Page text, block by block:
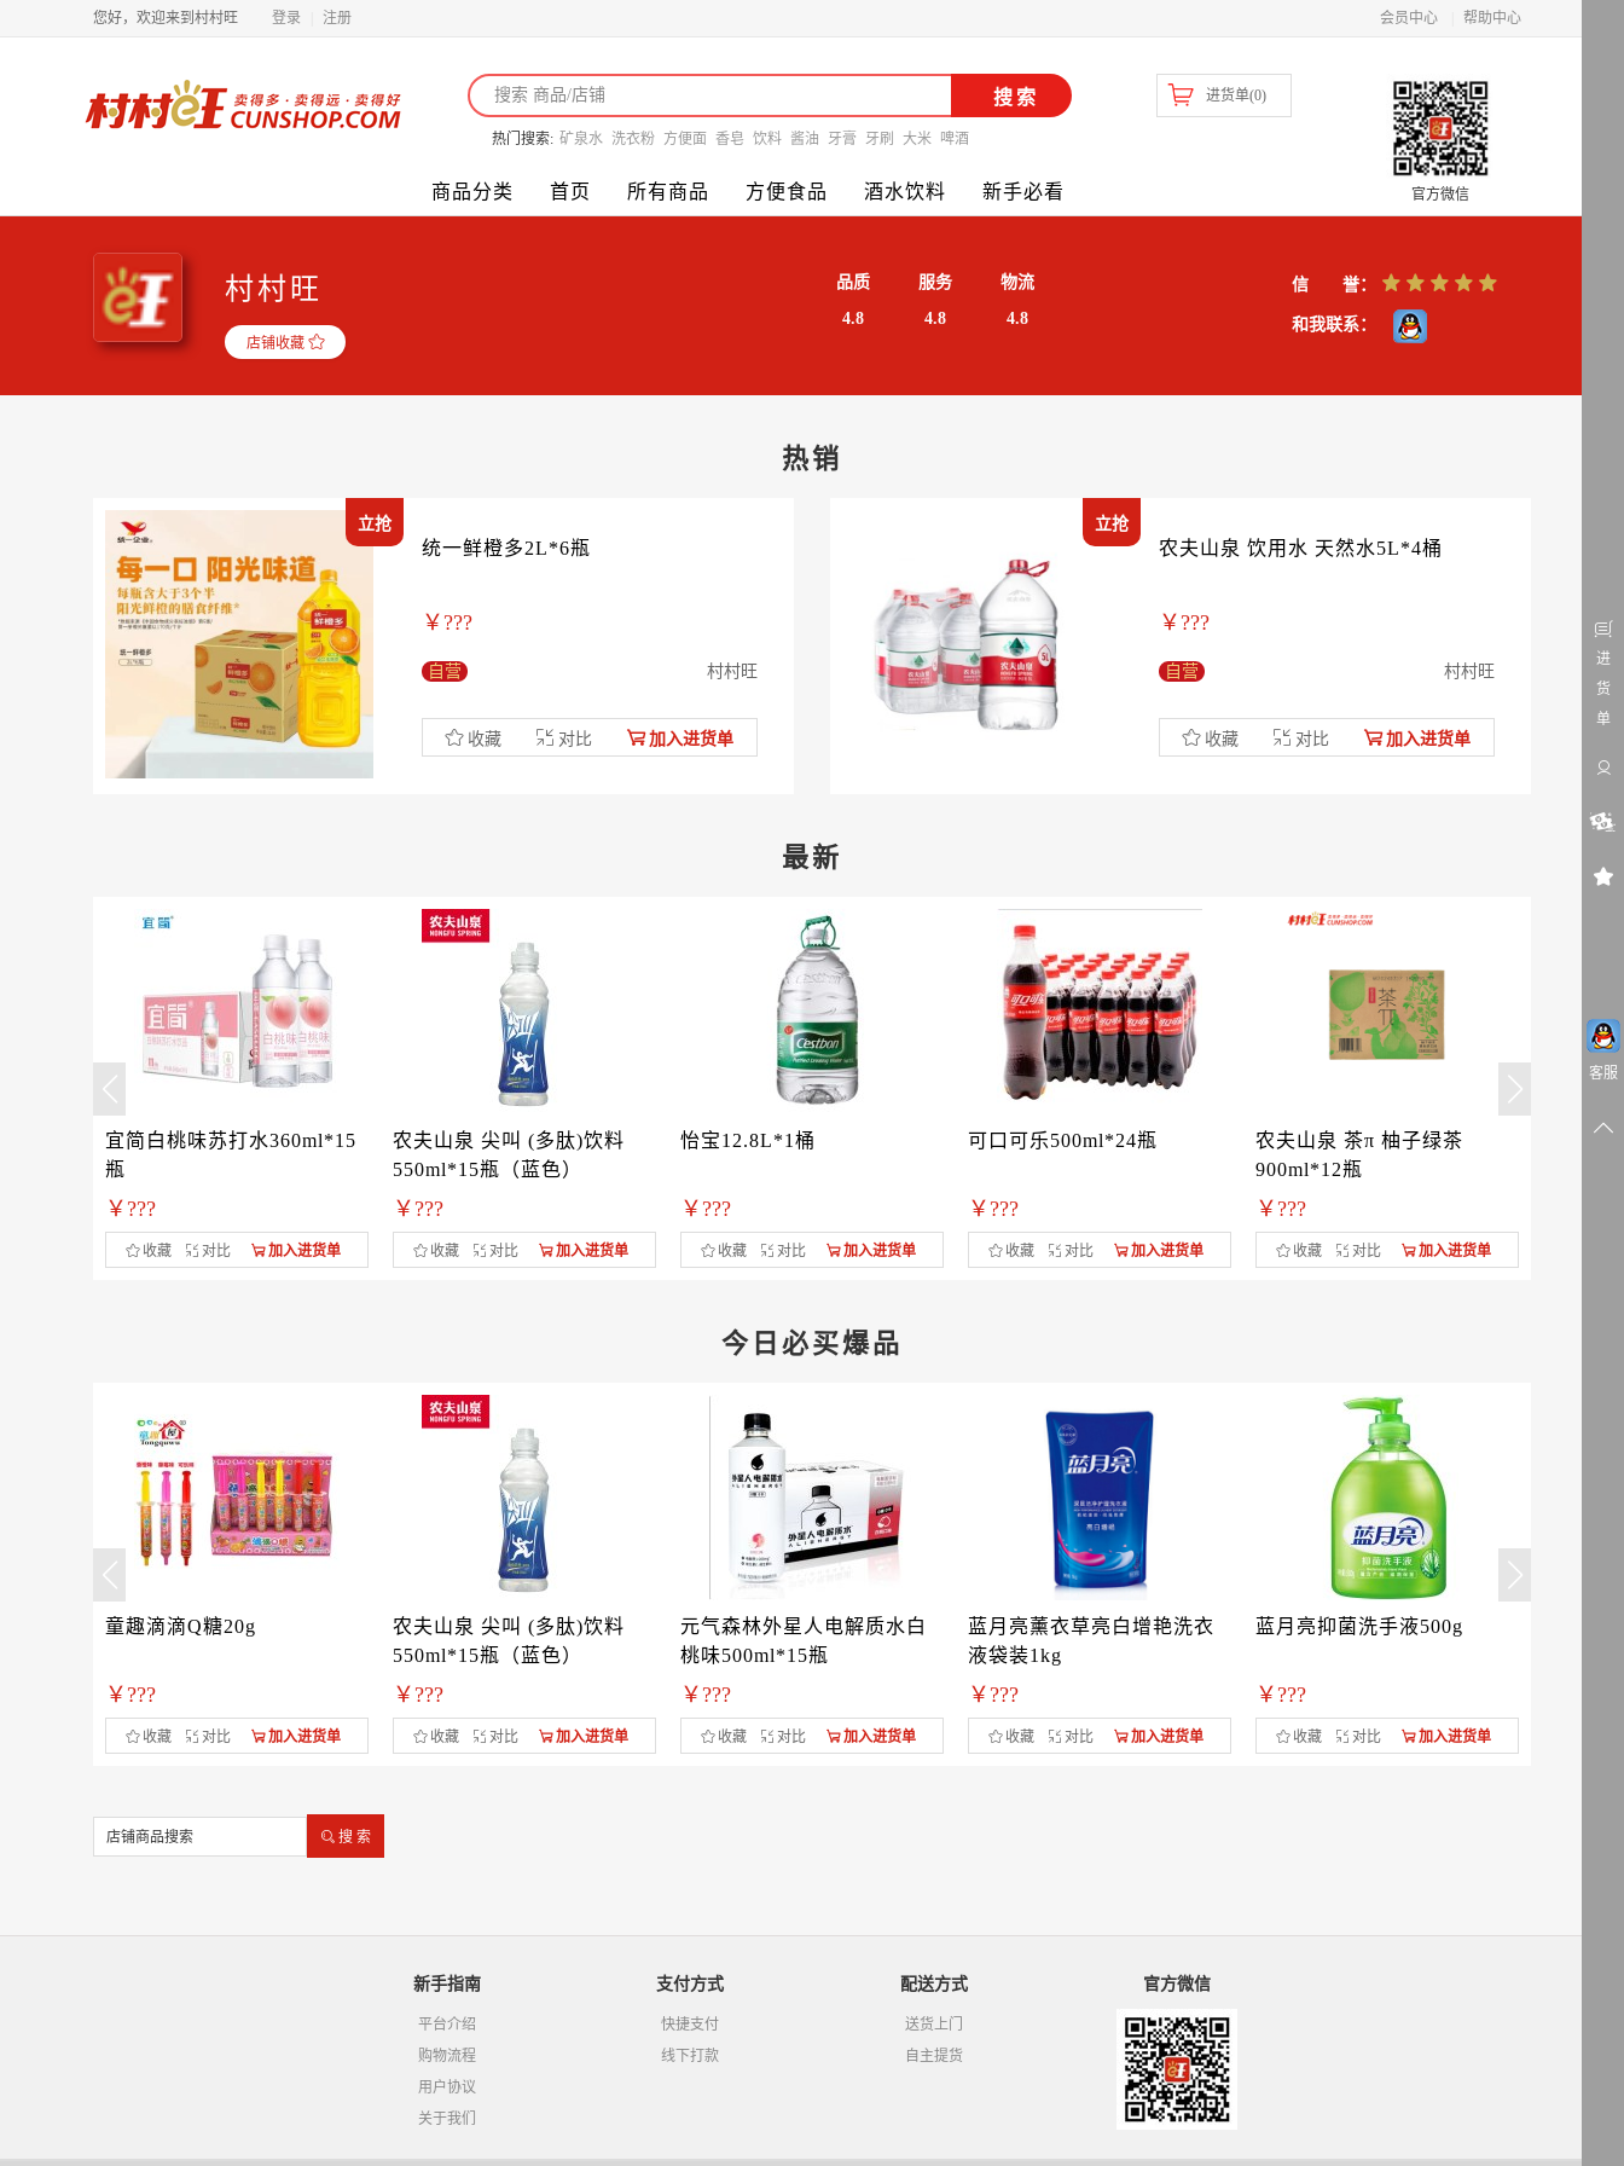
您好，欢迎来到村村旺 登录 注册 会员中心 帮助中心
搜索
热门搜索: 矿泉水 洗衣粉 方便面 香皂 饮料 酱油 牙膏 牙刷 大米 啤酒
进货单(0)
商品分类 首页 所有商品 方便食品 酒水饮料 新手必看 官方微信
进
货
单
客服
村村旺
店铺收藏
品质
4.8
服务
4.8
物流
4.8
信 誉：
和我联系：
热销
立抢
统一鲜橙多2L*6瓶
￥???
自营 村村旺
收藏 对比 加入进货单
立抢
农夫山泉 饮用水 天然水5L*4桶
￥???
自营 村村旺
收藏 对比 加入进货单
最新
宜简白桃味苏打水360ml*15
瓶
￥???
收藏 对比 加入进货单
农夫山泉 尖叫 (多肽)饮料
550ml*15瓶（蓝色）
￥???
收藏 对比 加入进货单
怡宝12.8L*1桶
￥???
收藏 对比 加入进货单
可口可乐500ml*24瓶
￥???
收藏 对比 加入进货单
农夫山泉 茶π 柚子绿茶
900ml*12瓶
￥???
收藏 对比 加入进货单
今日必买爆品
童趣滴滴Q糖20g
￥???
收藏 对比 加入进货单
农夫山泉 尖叫 (多肽)饮料
550ml*15瓶（蓝色）
￥???
收藏 对比 加入进货单
元气森林外星人电解质水白
桃味500ml*15瓶
￥???
收藏 对比 加入进货单
蓝月亮薰衣草亮白增艳洗衣
液袋装1kg
￥???
收藏 对比 加入进货单
蓝月亮抑菌洗手液500g
￥???
收藏 对比 加入进货单
搜 索
新手指南
平台介绍
购物流程
用户协议
关于我们
支付方式
快捷支付
线下打款
配送方式
送货上门
自主提货
官方微信